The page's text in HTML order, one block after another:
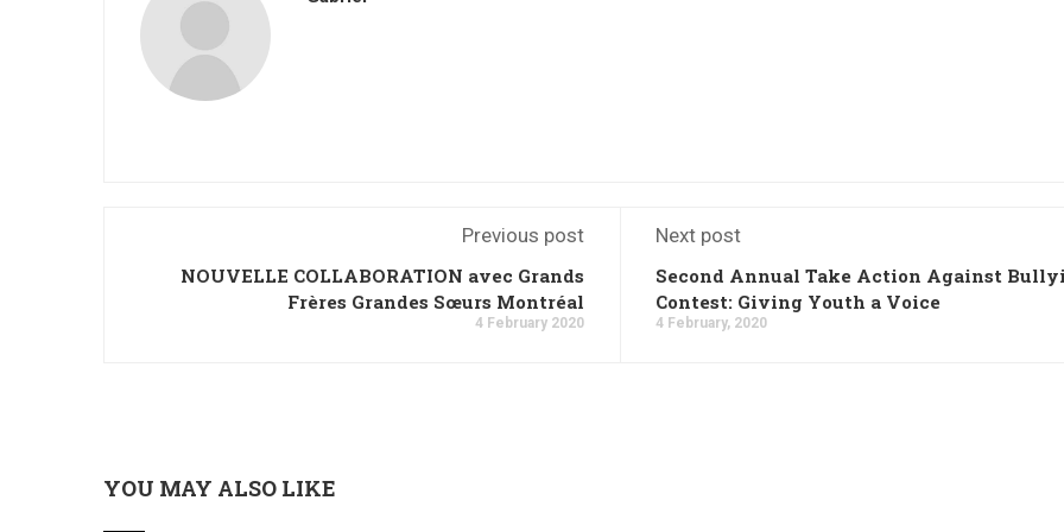
Previous post
NOUVELLE COLLABORATION avec Grands
Frères Grandes Sœurs Montréal
4 February 2020
Next post
Second Annual Take Action Against
Contest: Giving Youth a Voice
4 February, 2020
YOU MAY ALSO LIKE